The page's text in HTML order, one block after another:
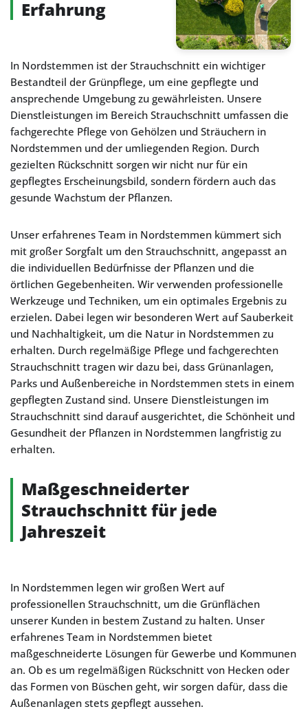
Erfahrung
In Nordstemmen ist der Strauchschnitt ein wichtiger
Bestandteil der Grünpflege, um eine gepflegte und
ansprechende Umgebung zu gewährleisten. Unsere
Dienstleistungen im Bereich Strauchschnitt umfassen die
fachgerechte Pflege von Gehölzen und Sträuchern in
Nordstemmen und der umliegenden Region. Durch
gezielten Rückschnitt sorgen wir nicht nur für ein
gepflegtes Erscheinungsbild, sondern fördern auch das
gesunde Wachstum der Pflanzen.
Unser erfahrenes Team in Nordstemmen kümmert sich
mit großer Sorgfalt um den Strauchschnitt, angepasst an
die individuellen Bedürfnisse der Pflanzen und die
örtlichen Gegebenheiten. Wir verwenden professionelle
Werkzeuge und Techniken, um ein optimales Ergebnis zu
erzielen. Dabei legen wir besonderen Wert auf Sauberkeit
und Nachhaltigkeit, um die Natur in Nordstemmen zu
erhalten. Durch regelmäßige Pflege und fachgerechten
Strauchschnitt tragen wir dazu bei, dass Grünanlagen,
Parks und Außenbereiche in Nordstemmen stets in einem
gepflegten Zustand sind. Unsere Dienstleistungen im
Strauchschnitt sind darauf ausgerichtet, die Schönheit und
Gesundheit der Pflanzen in Nordstemmen langfristig zu
erhalten.
Maßgeschneiderter
Strauchschnitt für jede
Jahreszeit
In Nordstemmen legen wir großen Wert auf
professionellen Strauchschnitt, um die Grünflächen
unserer Kunden in bestem Zustand zu halten. Unser
erfahrenes Team in Nordstemmen bietet
maßgeschneiderte Lösungen für Gewerbe und Kommunen
an. Ob es um regelmäßigen Rückschnitt von Hecken oder
das Formen von Büschen geht, wir sorgen dafür, dass die
Außenanlagen stets gepflegt aussehen.